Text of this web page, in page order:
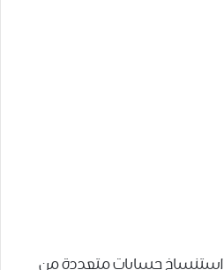
*يتيحلك private hider استنساخ حسابات متعددة من